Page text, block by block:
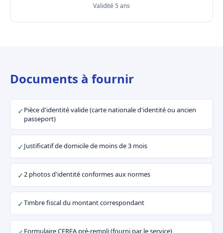
Validité 5 ans
Documents à fournir
✓ Pièce d'identité valide (carte nationale d'identité ou ancien
passeport)
✓Justificatif de domicile de moins de 3 mois
✓2 photos d'identité conformes aux normes
✓Timbre fiscal du montant correspondant
Formulaire CERFA pré-rempli (fourni par le service)